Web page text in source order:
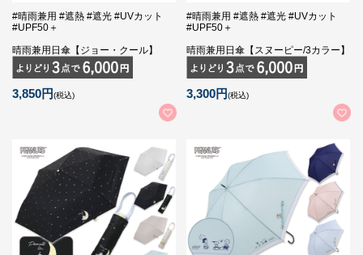
#晴雨兼用 #遮熱 #遮光 #UVカット
#UPF50＋
晴雨兼用日傘【ジョー・クール】
3,850円(税込)
#晴雨兼用 #遮熱 #遮光 #UVカット
#UPF50＋
晴雨兼用日傘【スヌーピー/3カラー】
3,300円(税込)